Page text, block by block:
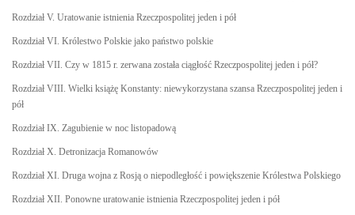
Rozdział V. Uratowanie istnienia Rzeczpospolitej jeden i pół
Rozdział VI. Królestwo Polskie jako państwo polskie
Rozdział VII. Czy w 1815 r. zerwana została ciągłość Rzeczpospolitej jeden i pół?
Rozdział VIII. Wielki książę Konstanty: niewykorzystana szansa Rzeczpospolitej jeden i
pół
Rozdział IX. Zagubienie w noc listopadową
Rozdział X. Detronizacja Romanowów
Rozdział XI. Druga wojna z Rosją o niepodległość i powiększenie Królestwa Polskiego
Rozdział XII. Ponowne uratowanie istnienia Rzeczpospolitej jeden i pół